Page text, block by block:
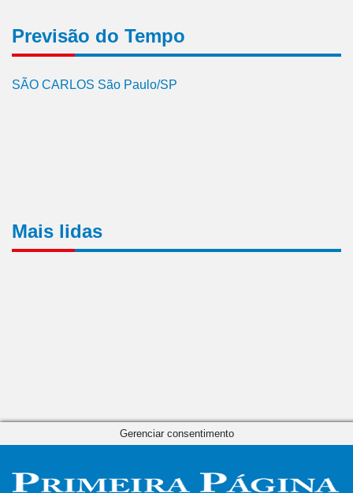
Previsão do Tempo
SÃO CARLOS São Paulo/SP
Mais lidas
Gerenciar consentimento